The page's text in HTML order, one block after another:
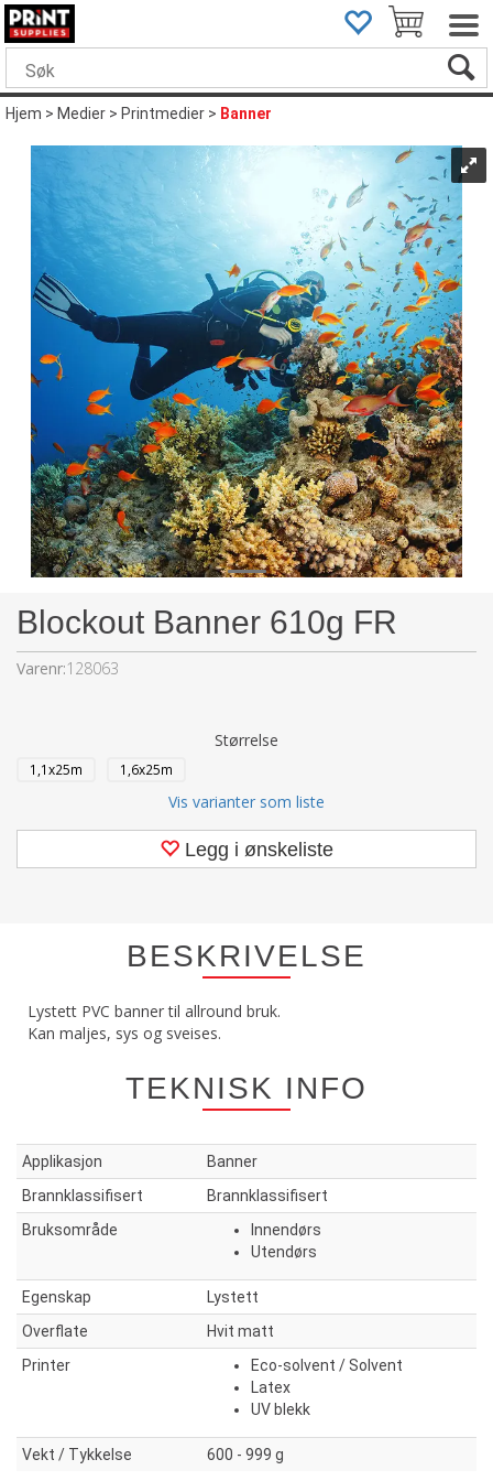
Hjem>Medier>Printmedier> Banner
Blockout Banner 610g FR
Varenr:128063
Størrelse
1,1x25m 1,6x25m
Vis varianter som liste
Legg i ønskeliste
BESKRIVELSE
Lystett PVC banner til allround bruk.
Kan maljes, sys og sveises.
TEKNISK INFO
Applikasjon
Banner
Brannklassifisert
Brannklassifisert
Bruksområde
Innendørs
Utendørs
Egenskap
Lystett
Overflate
Hvit matt
Printer
Eco-solvent / Solvent
Latex
UV blekk
Vekt / Tykkelse 600 - 999 g